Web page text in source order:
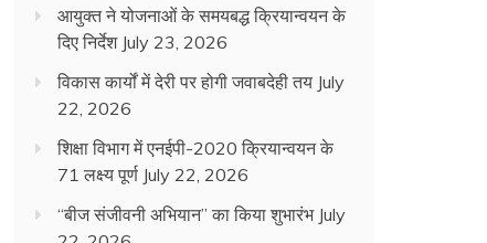
आयुक्त ने योजनाओं के समयबद्ध क्रियान्वयन के
दिए निर्देश July 23, 2026
विकास कार्यों में देरी पर होगी जवाबदेही तय July
22, 2026
शिक्षा विभाग में एनईपी-2020 क्रियान्वयन के
71 लक्ष्य पूर्ण July 22, 2026
“बीज संजीवनी अभियान” का किया शुभारंभ July